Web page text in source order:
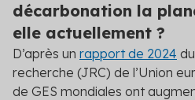
décarbonation la
elle actuellement ?
D’après un rapport de 2024
recherche (JRC) de l’Union
de GES mondiales ont